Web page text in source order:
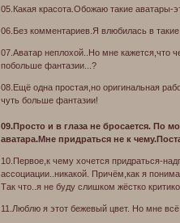
05.Какая красота.Обожаю такие
06.Без комментариев.Я влюбилась в
07.Аватар неплохой..Но мне кажется,что
побольше фантазии...?
08.Ещё одна простая,но оригинальная
чуть больше фантазии!
09.Просто и в глаза не бросается. По
аватара.Мне придраться не к
10.Первое,к чему хочется придраться-
ассоциации..никакой. Причём,как я
Так что..я не буду слишком жёстко
11.Люблю я этот бежевый цвет. Но мне